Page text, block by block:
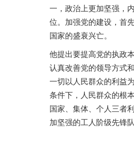
一，政治上更加坚强，
位。 加强党的建设，首
国家的盛衰兴亡。
他提出要提高党的执政
认真改善党的领导方式
一切以人民群众的利益
条件下，人民群众的根
国家、集体、个人三者
加坚强的工人阶级先锋